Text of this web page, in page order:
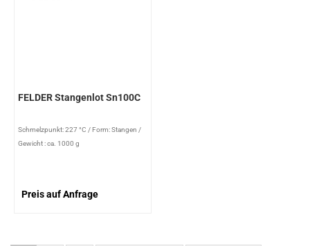
FELDER Stangenlot Sn100C
Schmelzpunkt: 227 °C / Form: Stangen /
Gewicht : ca. 1000 g
Preis auf Anfrage